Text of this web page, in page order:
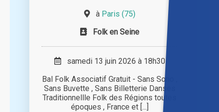
à Paris (75)
Folk en Seine
samedi 13 juin 2026 à 18h30
Bal Folk Associatif Gratuit - Sans Sono ,
Sans Buvette , Sans Billetterie Danses
Traditionnellle Folk des Régions toutes
époques , France et [...]